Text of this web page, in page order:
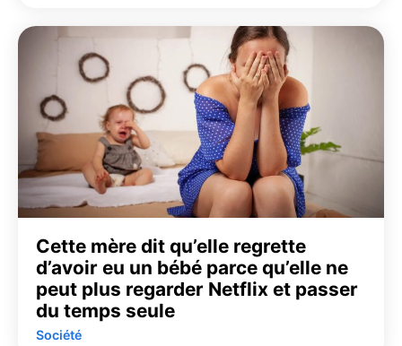
Cette mère dit qu’elle regrette
d’avoir eu un bébé parce qu’elle ne
peut plus regarder Netflix et passer
du temps seule
Société